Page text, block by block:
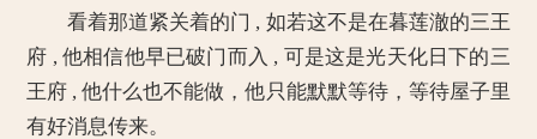
看着那道紧关着的门 , 如若这不是在暮莲澈的三王
府 , 他相信他早已破门而入 , 可是这是光天化日下的三
王府 , 他什么也不能做，他只能默默等待，等待屋子里
有好消息传来。